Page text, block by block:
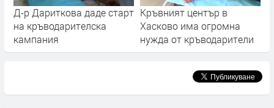
Д-р Дариткова даде старт
на кръводарителска
кампания
Кръвният център в
Хасково има огромна
нужда от кръводарители